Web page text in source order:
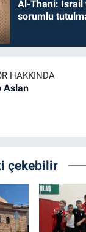
Al-Thani: İsrail
sorumlu
HAKKINDA
Aslan
çekebilir